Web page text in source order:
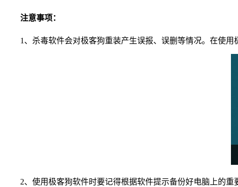
注意事项：
1、杀毒软件会对极客狗重装产生误报、误删等情况。在使用
2、使用极客狗软件时要记得根据软件提示备份好电脑上的重